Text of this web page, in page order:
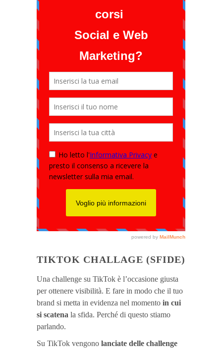
TIKTOK CHALLAGE (SFIDE)
Una challenge su TikTok è l’occasione giusta
per ottenere visibilità. E fare in modo che il tuo
brand si metta in evidenza nel momento in cui
si scatena la sfida. Perché di questo stiamo
parlando.
Su TikTok vengono lanciate delle challenge